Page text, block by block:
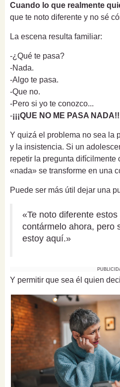
Cuando lo que realmente
que te noto diferente y no sé
La escena resulta familiar:
-¿Qué te pasa?
-Nada.
-Algo te pasa.
-Que no.
-Pero si yo te conozco...
-¡¡¡QUE NO ME PASA
Y quizá el problema no sea la
y la insistencia. Si un
repetir la pregunta difícilmente
«nada» se transforme en una
Puede ser más útil dejar una
«Te noto diferente
contármelo ahora, pero
estoy aquí.»
Y permitir que sea él quien